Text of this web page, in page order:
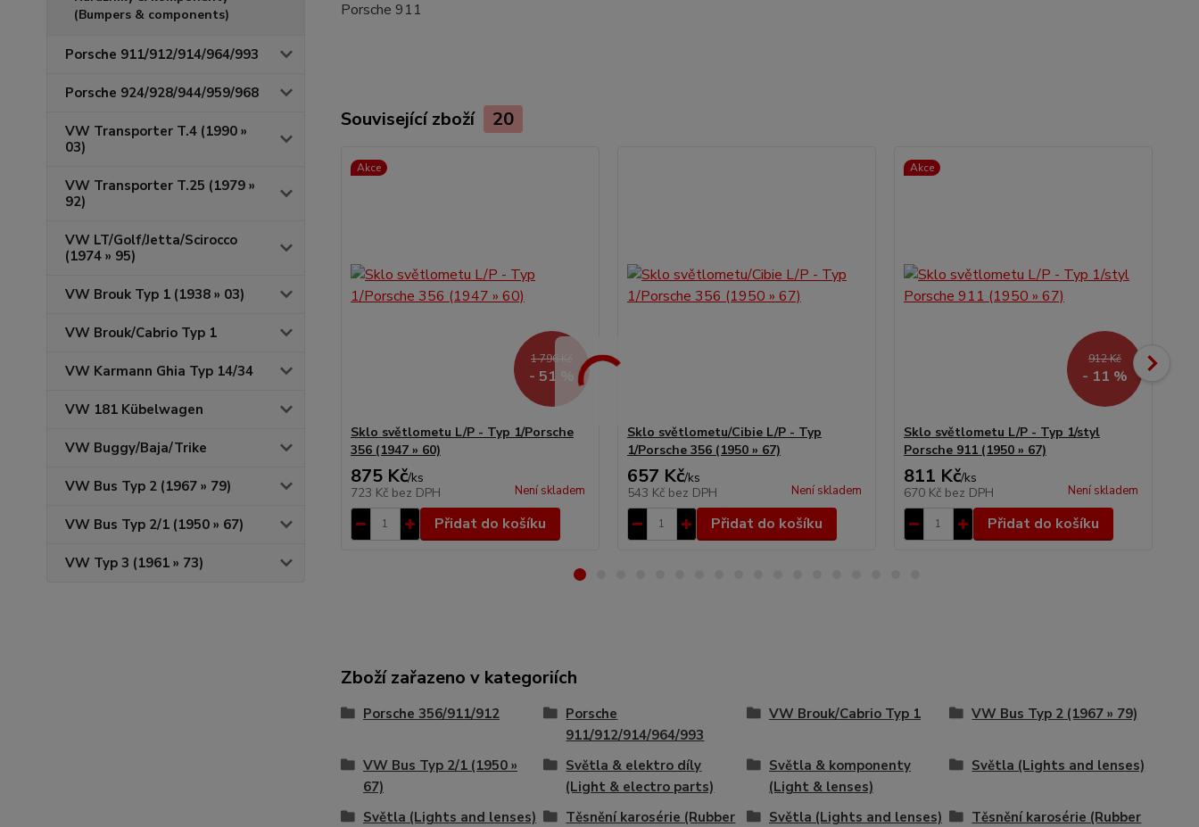
(Bumpers & components)
Porsche 911/912/914/964/993
Porsche 924/928/944/959/968
VW Transporter T.4 (1990 »
03)
VW Transporter T.25 (1979 »
92)
VW LT/Golf/Jetta/Scirocco
(1974 » 95)
VW Brouk Typ 1 (1938 » 03)
VW Brouk/Cabrio Typ 1
VW Karmann Ghia Typ 14/34
VW 181 Kübelwagen
VW Buggy/Baja/Trike
VW Bus Typ 2 (1967 » 79)
VW Bus Typ 2/1 (1950 » 67)
VW Typ 3 (1961 » 73)
Porsche 911
Související zboží 20
Akce
1 796 Kč
- 51 %
Sklo světlometu L/P - Typ 1/Porsche
356 (1947 » 60)
875 Kč/ks
723 Kč bez DPH Není skladem
Přidat do košíku
Sklo světlometu/Cibie L/P - Typ
1/Porsche 356 (1950 » 67)
657 Kč/ks
543 Kč bez DPH Není skladem
Přidat do košíku
Akce
912 Kč
- 11 %
Sklo světlometu L/P - Typ 1/styl
Porsche 911 (1950 » 67)
811 Kč/ks
670 Kč bez DPH Není skladem
Přidat do košíku
Zboží zařazeno v kategoriích
Porsche 356/911/912
Porsche
911/912/914/964/993
VW Brouk/Cabrio Typ 1 VW Bus Typ 2 (1967 » 79)
VW Bus Typ 2/1 (1950 »
67)
Světla & elektro díly
(Light & electro parts)
Světla & komponenty
(Light & lenses)
Světla (Lights and lenses)
Světla (Lights and lenses)
Těsnění karosérie (Rubber
Světla (Lights and lenses)
Těsnění karosérie (Rubber